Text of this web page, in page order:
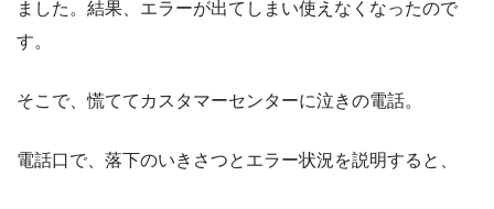
ました。結果、エラーが出てしまい使えなくなったので
す。
そこで、慌ててカスタマーセンターに泣きの電話。
電話口で、落下のいきさつとエラー状況を説明すると、